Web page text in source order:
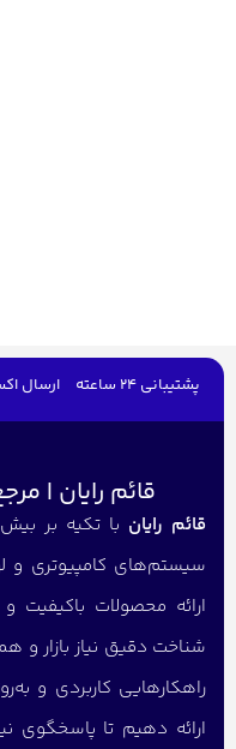
پشتیبانی 24 ساعته ارسال
قائم رایان |
قائم رایان با تکیه بر
سیستم‌های کامپیوتری و
ارائه محصولات باکیفیت
شناخت دقیق نیاز بازار و
راهکارهایی کاربردی و
ارائه دهیم تا پاسخگوی